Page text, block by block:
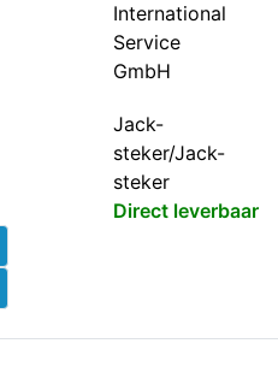
International
Service
GmbH
Jack-
steker/Jack-
steker
Direct leverbaar